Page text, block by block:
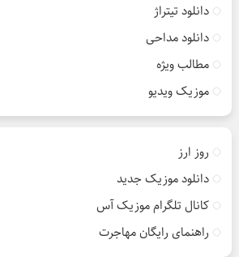
دانلود تیتراژ
دانلود مداحی
مطالب ویژه
موزیک ویدیو
روز ارز
دانلود موزیک جدید
کانال تلگرام موزیک آس
راهنمای رایگان مهاجرت